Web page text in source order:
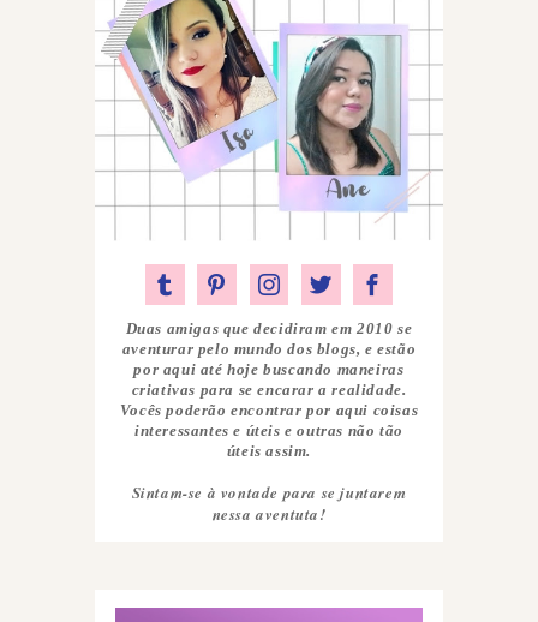
Duas amigas que decidiram em 2010 se
aventurar pelo mundo dos blogs, e estão
por aqui até hoje buscando maneiras
criativas para se encarar a realidade.
Vocês poderão encontrar por aqui coisas
interessantes e úteis e outras não tão
úteis assim.
Sintam-se à vontade para se juntarem
nessa aventuta!